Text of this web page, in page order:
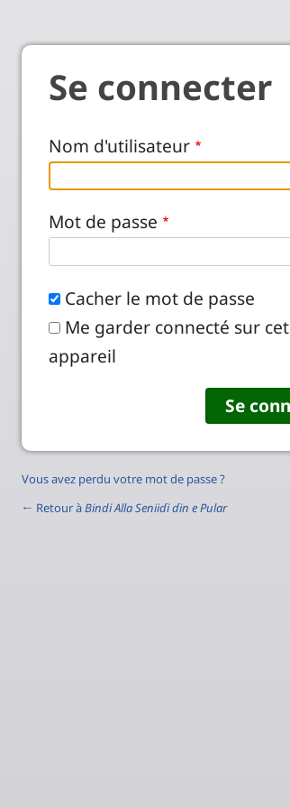
Se connecter
Nom d'utilisateur
Mot de passe
Cacher le mot de passe
Me garder connecté sur cet
appareil
Vous avez perdu votre mot de passe ?
← Retour àBindi Alla Seniiɗi ɗin e Pular